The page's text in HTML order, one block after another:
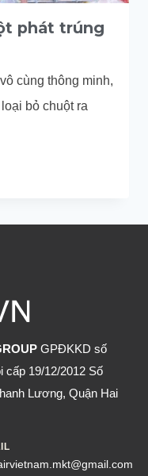
phát trúng
cùng thông minh,
bỏ chuột ra
GPĐKKD số
cấp 19/12/2012 Số
Lương, Quận Hai